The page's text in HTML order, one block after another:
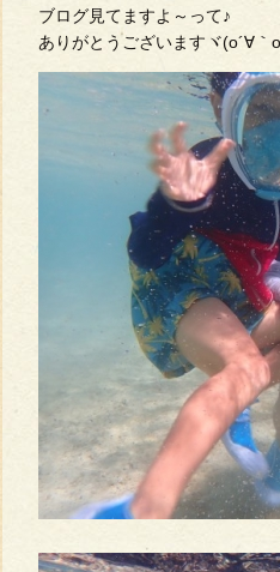
ブログ見てますよ～って♪
ありがとうございますヾ(o´∀｀